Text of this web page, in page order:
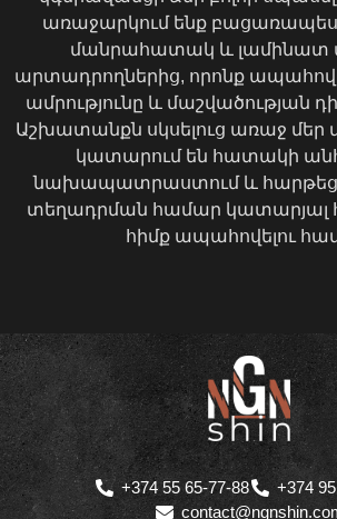
առաջարկում ենք
մանրահատակ և լամինատ
արտադրողներից, որոնք
ամրությունը և մաշվածության
Աշխատանքն սկսելուց առաջ մեր
կատարում են հատակի
նախապատրաստում և
տեղադրման համար կատարյալ
հիմք ապահովելու
+374 55 65-77-88
+374